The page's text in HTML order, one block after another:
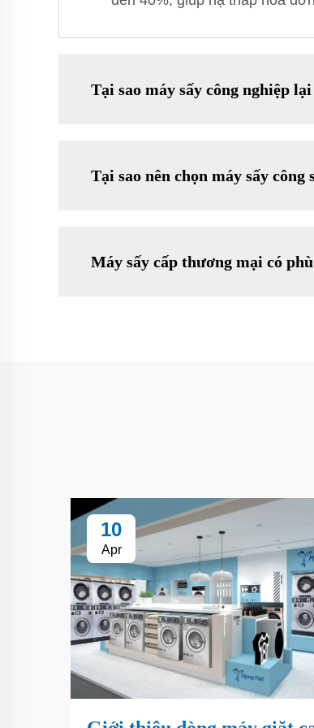
Tại sao máy sấy công nghiệp
Tại sao nên chọn máy sấy
Máy sấy cấp thương mại có
10
Apr